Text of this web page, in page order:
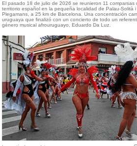
El pasado 18 de julio de 2026 se reunieron 11 comparsas
territorio español en la pequeña localidad de Palau-Solità i
Plegamans, a 25 km de Barcelona. Una concentración
uruguaya que finalizó con un concierto de todo un
género musical afrouruguayo, Eduardo Da Luz.